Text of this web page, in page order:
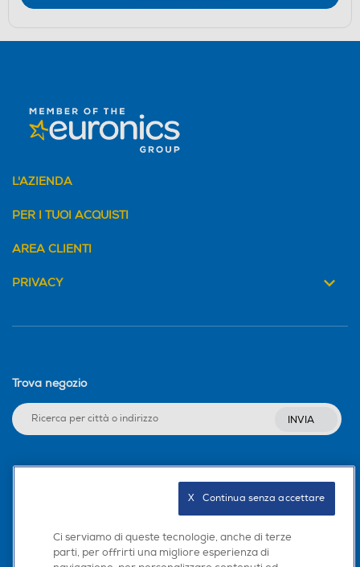
L'AZIENDA
PER I TUOI ACQUISTI
AREA CLIENTI
PRIVACY
Trova negozio
INVIA
Scarica la nostra app
Ci serviamo di queste tecnologie, anche di terze
parti, per offrirti una migliore esperienza di
X   Continua senza accettare